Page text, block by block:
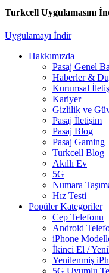
Turkcell Uygulamasını
Uygulamayı İndir
Hakkımızda
Pasaj Genel
Haberler &
Kurumsal
Kariyer
Gizlilik ve
Pasaj İletişim
Pasaj Blog
Pasaj Gaming
Turkcell Blog
Akıllı Ev
5G
Numara
Hız Testi
Popüler Kategoriler
Cep Telefonu
Android
iPhone
İkinci El /
Yenilenmiş
5G Uyumlu